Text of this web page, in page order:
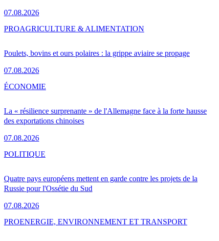
07.08.2026
Poulets, bovins et ours polaires : la grippe aviaire se propage
07.08.2026
PROAGRICULTURE & ALIMENTATION
La « résilience surprenante » de l'Allemagne face à la forte hausse
des exportations chinoises
07.08.2026
ÉCONOMIE
Quatre pays européens mettent en garde contre les projets de la
Russie pour l'Ossétie du Sud
07.08.2026
POLITIQUE
PROENERGIE, ENVIRONNEMENT ET TRANSPORT